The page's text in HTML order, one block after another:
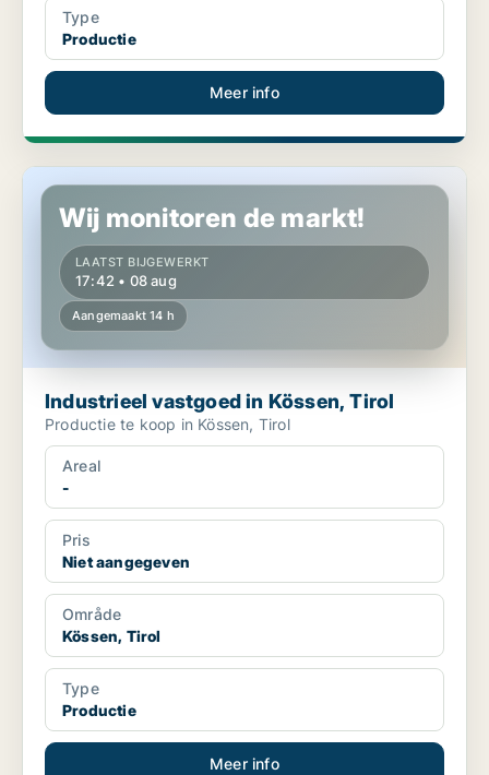
Type
Productie
Meer info
Industrieel vastgoed in Kössen, Tirol
Wij monitoren de markt!
LAATST BIJGEWERKT
17:42 • 08 aug
Aangemaakt 14 h
Industrieel vastgoed in Kössen, Tirol
Productie te koop in Kössen, Tirol
Areal
-
Pris
Niet aangegeven
Område
Kössen, Tirol
Type
Productie
Meer info